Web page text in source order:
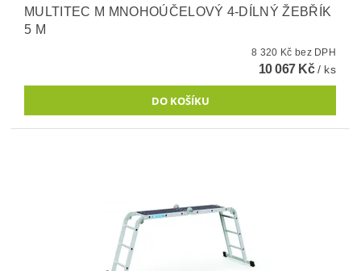
MULTITEC M MNOHOÚČELOVÝ 4-DÍLNÝ ŽEBŘÍK
5 M
8 320 Kč bez DPH
10 067 Kč/ ks